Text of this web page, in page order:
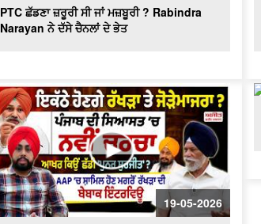
PTC ਛੱਡਣਾ ਜ਼ਰੂਰੀ ਸੀ ਜਾਂ ਮਜ਼ਬੂਰੀ ? Rabindra
Narayan ਨੇ ਦੱਸੇ ਚੈਨਲਾਂ ਦੇ ਭੇਤ
19-05-2026